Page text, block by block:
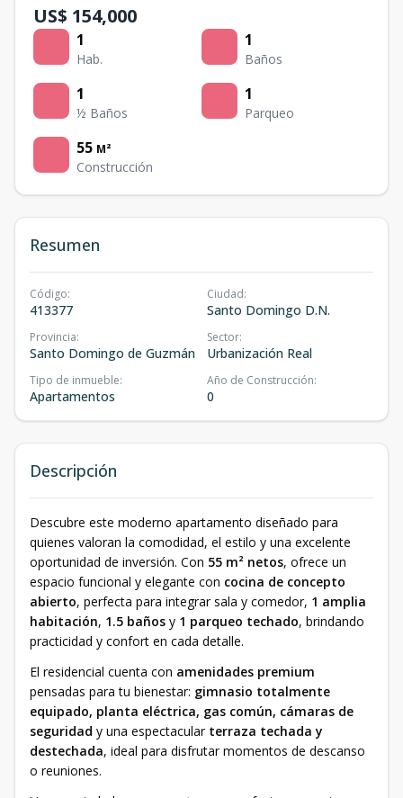
US$ 154,000
1
Hab.
1
Baños
1
½ Baños
1
Parqueo
55 M²
Construcción
Resumen
Código:
413377
Ciudad:
Santo Domingo D.N.
Provincia:
Santo Domingo de Guzmán
Sector:
Urbanización Real
Tipo de inmueble:
Apartamentos
Año de Construcción:
0
Descripción
Descubre este moderno apartamento diseñado para
quienes valoran la comodidad, el estilo y una excelente
oportunidad de inversión. Con 55 m² netos, ofrece un
espacio funcional y elegante con cocina de concepto
abierto, perfecta para integrar sala y comedor, 1 amplia
habitación, 1.5 baños y 1 parqueo techado, brindando
practicidad y confort en cada detalle.
El residencial cuenta con amenidades premium
pensadas para tu bienestar: gimnasio totalmente
equipado, planta eléctrica, gas común, cámaras de
seguridad y una espectacular terraza techada y
destechada, ideal para disfrutar momentos de descanso
o reuniones.